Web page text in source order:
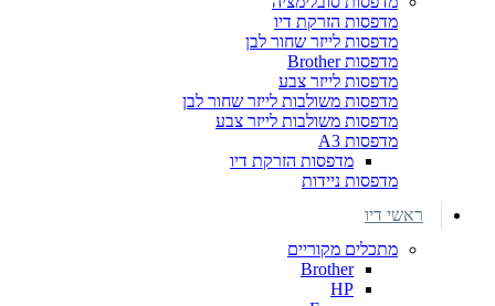
מדפסות הזרקת דיו
מדפסות לייזר שחור לבן
מדפסות Brother
מדפסות לייזר צבע
מדפסות משולבות לייזר שחור לבן
מדפסות משולבות לייזר צבע
מדפסות A3
מדפסות הזרקת דיו
מדפסות ניידות
ראשי דיו
מתכלים מקוריים
Brother
HP